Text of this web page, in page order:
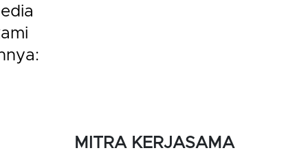
MITRA KERJASAMA